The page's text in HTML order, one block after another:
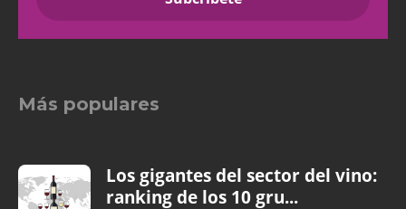
Más populares
Los gigantes del sector del vino:
ranking de los 10 gru...